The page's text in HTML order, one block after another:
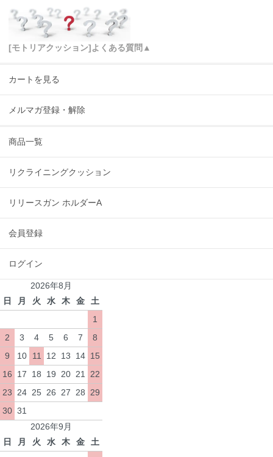
[モトリアクッション]よくある質問▲
カートを見る
メルマガ登録・解除
商品一覧
リクライニングクッション
リリースガン ホルダーA
会員登録
ログイン
2026年8月
日
月 火 水 木 金
土
1
2
3 4 5 6 7
8
9
10 11 12 13 14 15
16
17 18 19 20 21 22
23 24 25 26 27 28 29
30 31
2026年9月
日
月 火 水 木 金
土